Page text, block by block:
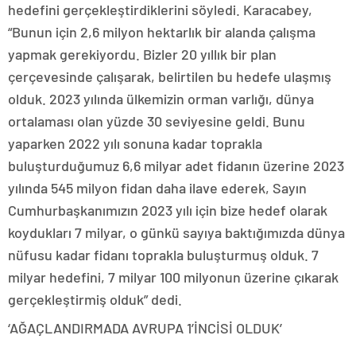
hedefini gerçekleştirdiklerini söyledi. Karacabey,
“Bunun için 2,6 milyon hektarlık bir alanda çalışma
yapmak gerekiyordu. Bizler 20 yıllık bir plan
çerçevesinde çalışarak, belirtilen bu hedefe ulaşmış
olduk. 2023 yılında ülkemizin orman varlığı, dünya
ortalaması olan yüzde 30 seviyesine geldi. Bunu
yaparken 2022 yılı sonuna kadar toprakla
buluşturduğumuz 6,6 milyar adet fidanın üzerine 2023
yılında 545 milyon fidan daha ilave ederek, Sayın
Cumhurbaşkanımızın 2023 yılı için bize hedef olarak
koydukları 7 milyar, o günkü sayıya baktığımızda dünya
nüfusu kadar fidanı toprakla buluşturmuş olduk. 7
milyar hedefini, 7 milyar 100 milyonun üzerine çıkarak
gerçekleştirmiş olduk” dedi.
‘AĞAÇLANDIRMADA AVRUPA 1’İNCİSİ OLDUK’